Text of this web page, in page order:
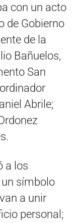
con un acto
de Gobierno
de la
Bañuelos,
San
Abrile;
a los
un símbolo
a unir
personal;